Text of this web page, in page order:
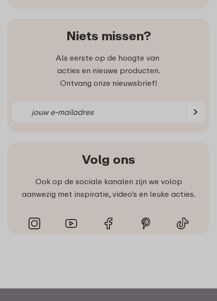
Niets missen?
Als eerste op de hoogte van
acties en nieuwe producten.
Ontvang onze nieuwsbrief!
Volg ons
Ook op de sociale kanalen zijn we volop
aanwezig met inspiratie, video’s en leuke acties.